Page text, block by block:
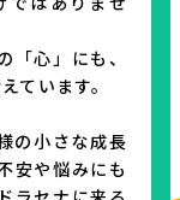
心」にも、
ています。
の小さな成長
安や悩みにも